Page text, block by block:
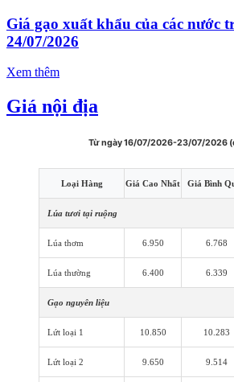
Giá gạo xuất khẩu của các nước
24/07/2026
Xem thêm
Giá nội địa
Từ ngày 16/07/2026-23/07/2026
Loại Hàng Giá Cao Nhất Giá Bình
Lúa tươi tại ruộng
Lúa thơm 6.950 6.768
Lúa thường 6.400 6.339
Gạo nguyên liệu
Lứt loại 1 10.850 10.283
Lứt loại 2 9.650 9.514